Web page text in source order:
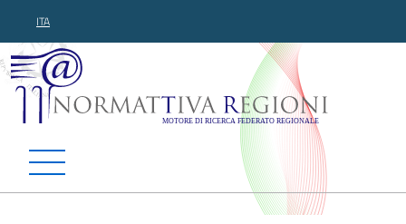
ITA
Normattiva Regioni -